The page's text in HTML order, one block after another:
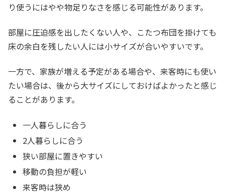
り使うにはやや物足りなさを感じる可能性があります。
部屋に圧迫感を出したくない人や、こたつ布団を掛けても
床の余白を残したい人には小サイズが合いやすいです。
一方で、家族が増える予定がある場合や、来客時にも使い
たい場合は、後から大サイズにしておけばよかったと感じ
ることがあります。
一人暮らしに合う
2人暮らしに合う
狭い部屋に置きやすい
移動の負担が軽い
来客時は狭め